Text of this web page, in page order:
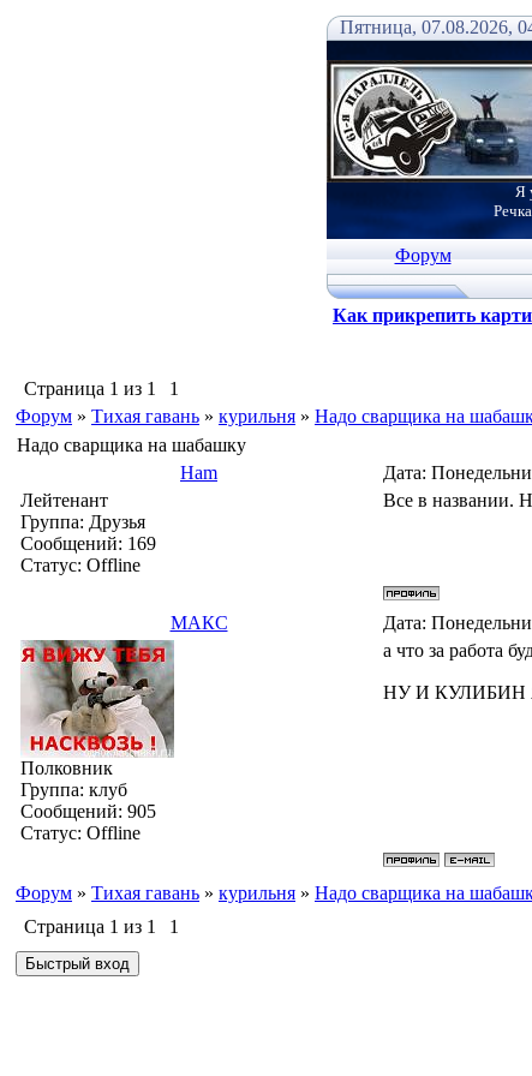
Пятница, 07.08.2026,
Я
Форум
Как прикрепить
Страница 1 из 1
1
Форум » Тихая гавань » курильня » Надо сварщика на
Надо сварщика на шабашку
Ham
Дата:
Лейтенант
Группа: Друзья
Сообщений: 169
Статус: Offline
Все в названии.
МАКС Дата:
Полковник
Группа: клуб
Сообщений: 905
Статус: Offline
а что за работа
НУ И КУЛИБИН
Форум » Тихая гавань » курильня » Надо сварщика на
Страница 1 из 1
1